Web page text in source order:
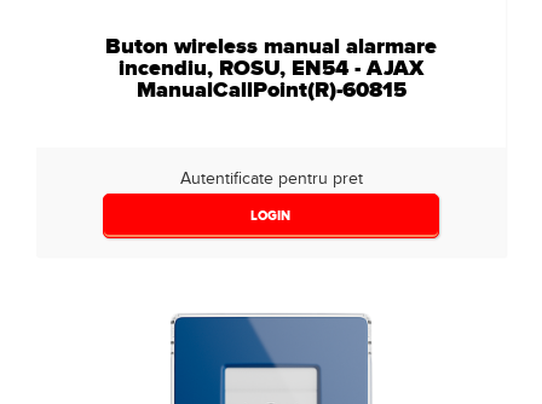
Buton wireless manual alarmare
incendiu, ROSU, EN54 - AJAX
ManualCallPoint(R)-60815
Autentificate pentru pret
LOGIN